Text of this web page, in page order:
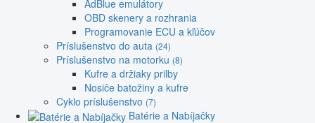
AdBlue emulátory
OBD skenery a rozhrania
Programovanie ECU a kľúčov
Príslušenstvo do auta (24)
Príslušenstvo na motorku (8)
Kufre a držiaky prilby
Nosiče batožiny a kufre
Cyklo príslušenstvo (7)
Batérie a Nabíjačky